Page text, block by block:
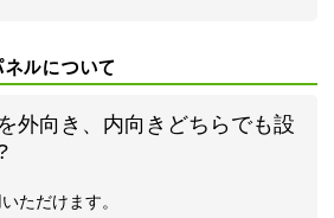
ルについて
外向き、内向きどちらでも設
ただけます。